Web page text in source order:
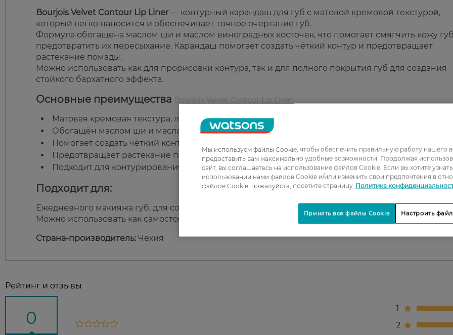
Bourjois Velvet Contour Lip Liner— контурный карандаш для губ с матовой кремовой текстурой,
который легко наносится и обеспечивает точное очертание губ.
Формула обогащена маслом ши и маслом виноградных косточек, что помогает смягчить кожу
предотвратить их пересыхание. Карандаш помогает создать чёткий контур и предотвращает
растекание помады.
Можно использовать как для прорисовки контура, так и для полного покрытия губ для создания
стойкого бархатного эффекта.
Основные преимущества Bourjois Velvet Contour Lip Liner
Матовая кремовая текстура, легко наносится.
Обогащён маслом ши и маслом виноградных косточек.
Помогает создать чёткий контур губ.
Предотвращает растекание помады.
Подходит для контурирования или полного заполнения губ.
Подходит для:
Ежедневного макияжа губ, для создания стойкого и аккуратного контура.
Можно использовать как самостоятельное средство или в паре с помадой.
Страна-производитель: Чехия
Рейтинг и отзывы
0
1
2
Мы используем файлы Cookie, чтобы обеспечить правильную работу нашего
предоставить вам максимально удобные возможности. Продолжая
сайт, вы соглашаетесь на использование файлов Cookie. Если вы хотите
использовании нами файлов Cookie и/или изменить свои предпочтения в
файлов Cookie, пожалуйста, посетите страницу Политика
Настроить
Принять все файлы Cookie